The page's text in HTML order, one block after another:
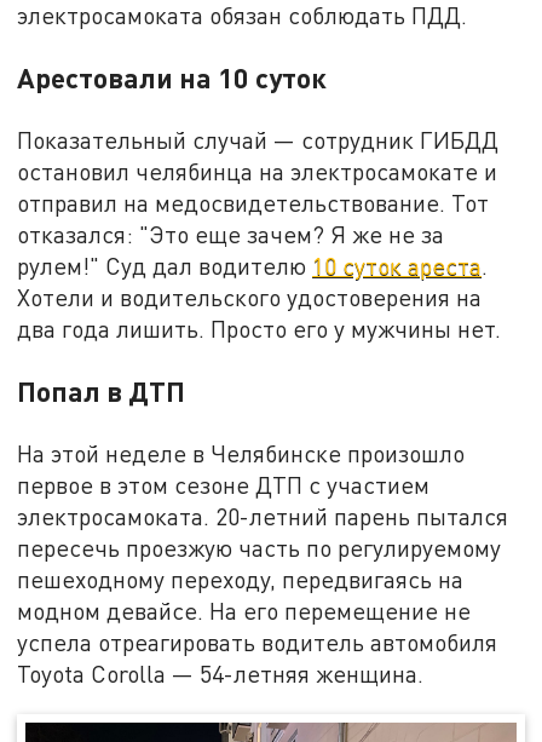
электросамоката обязан соблюдать ПДД.
Арестовали на 10 суток
Показательный случай — сотрудник ГИБДД
остановил челябинца на электросамокате и
отправил на медосвидетельствование. Тот
отказался: "Это еще зачем? Я же не за
рулем!" Суд дал водителю 10 суток ареста.
Хотели и водительского удостоверения на
два года лишить. Просто его у мужчины нет.
Попал в ДТП
На этой неделе в Челябинске произошло
первое в этом сезоне ДТП с участием
электросамоката. 20-летний парень пытался
пересечь проезжую часть по регулируемому
пешеходному переходу, передвигаясь на
модном девайсе. На его перемещение не
успела отреагировать водитель автомобиля
Toyota Corolla — 54-летняя женщина.